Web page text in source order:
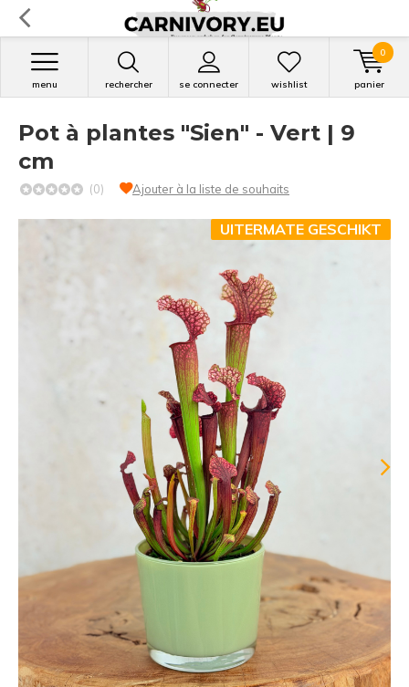
rechercher se connecter
menu wishlist panier
0
Pot à plantes "Sien" - Vert | 9
cm
(0) Ajouter à la liste de souhaits
UITERMATE GESCHIKT